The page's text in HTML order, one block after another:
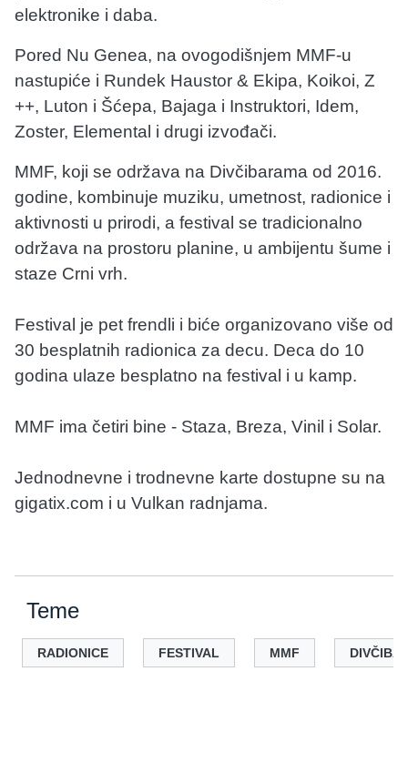
elektronike i daba.
Pored Nu Genea, na ovogodišnjem MMF-u
nastupiće i Rundek Haustor & Ekipa, Koikoi, Z
++, Luton i Šćepa, Bajaga i Instruktori, Idem,
Zoster, Elemental i drugi izvođači.
MMF, koji se održava na Divčibarama od 2016.
godine, kombinuje muziku, umetnost, radionice i
aktivnosti u prirodi, a festival se tradicionalno
održava na prostoru planine, u ambijentu šume i
staze Crni vrh.
Festival je pet frendli i biće organizovano više od
30 besplatnih radionica za decu. Deca do 10
godina ulaze besplatno na festival i u kamp.
MMF ima četiri bine - Staza, Breza, Vinil i Solar.
Jednodnevne i trodnevne karte dostupne su na
gigatix.com i u Vulkan radnjama.
Teme
RADIONICE FESTIVAL MMF